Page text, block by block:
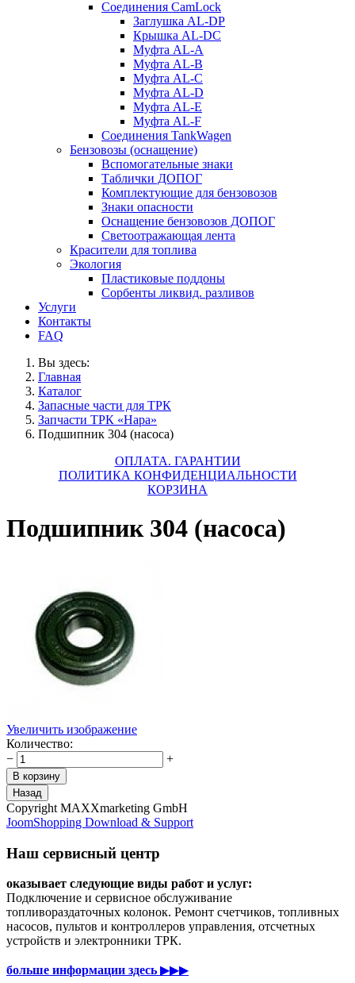
Соединения CamLock
Заглушка AL-DP
Крышка AL-DC
Муфта AL-A
Муфта AL-B
Муфта AL-C
Муфта AL-D
Муфта AL-E
Муфта AL-F
Соединения TankWagen
Бензовозы (оснащение)
Вспомогательные знаки
Таблички ДОПОГ
Комплектующие для бензовозов
Знаки опасности
Оснащение бензовозов ДОПОГ
Светоотражающая лента
Красители для топлива
Экология
Пластиковые поддоны
Сорбенты ликвид. разливов
Услуги
Контакты
FAQ
Вы здесь:
Главная
Каталог
Запасные части для ТРК
Запчасти ТРК «Нара»
Подшипник 304 (насоса)
ОПЛАТА. ГАРАНТИИ
ПОЛИТИКА КОНФИДЕНЦИАЛЬНОСТИ
КОРЗИНА
Подшипник 304 (насоса)
Увеличить изображение
Количество:
−
+
Copyright MAXXmarketing GmbH
JoomShopping Download & Support
Наш сервисный центр
оказывает следующие виды работ и услуг:
Подключение и сервисное обслуживание
топливораздаточных колонок. Ремонт счетчиков, топливных
насосов, пультов и контроллеров управления, отсчетных
устройств и электронники ТРК.
больше информации здесь ▶▶▶